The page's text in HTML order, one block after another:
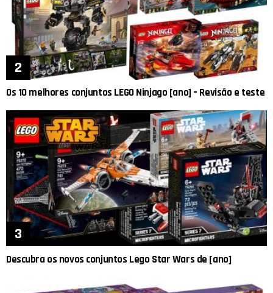
Os 10 melhores conjuntos LEGO Ninjago [ano] – Revisão e teste
Descubra os novos conjuntos Lego Star Wars de [ano]